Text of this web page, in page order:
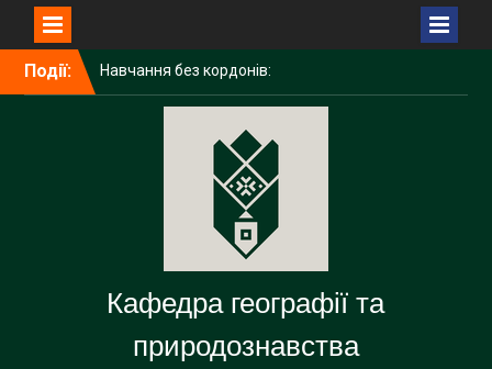
Події:
Навчання без кордонів:
мобільності ІРИНИ
ГАЛИЧУК в Поморському
університеті (Польща)
Вітаємо наших бакалаврів
із завершенням навчання!
Кафедра географії та
природознавства